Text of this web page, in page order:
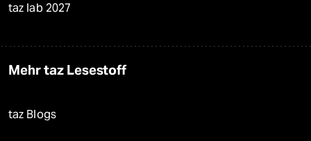
taz lab 2027
Mehr taz Lesestoff
taz Blogs